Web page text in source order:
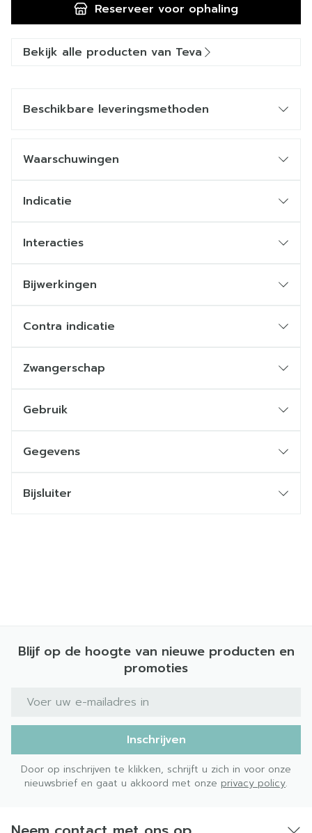
Reserveer voor ophaling
Bekijk alle producten van Teva
Beschikbare leveringsmethoden
Waarschuwingen
Indicatie
Interacties
Bijwerkingen
Contra indicatie
Zwangerschap
Gebruik
Gegevens
Bijsluiter
Blijf op de hoogte van nieuwe producten en
promoties
E-mail adres
Inschrijven
Door op inschrijven te klikken, schrijft u zich in voor onze
nieuwsbrief en gaat u akkoord met onze privacy policy.